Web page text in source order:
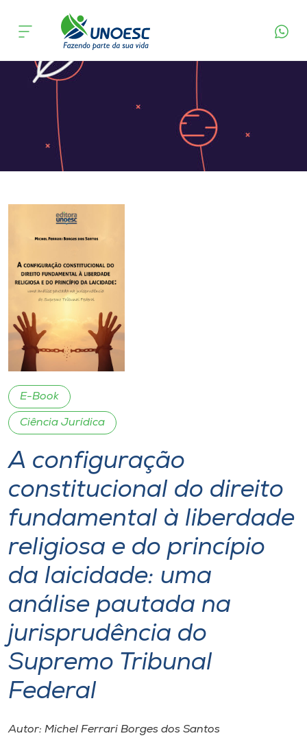
Cursos
Onde estamos
Atendimento ao Estudante
Internacionalização
I.nova
Cultura
CPA
Biblioteca
Editora
Rádio
Museu
Unoesc
Store
E-Book
Ciência Jurídica
A configuração
constitucional do direito
fundamental à liberdade
religiosa e do princípio
da laicidade: uma
análise pautada na
jurisprudência do
Supremo Tribunal
Federal
Autor: Michel Ferrari Borges dos Santos